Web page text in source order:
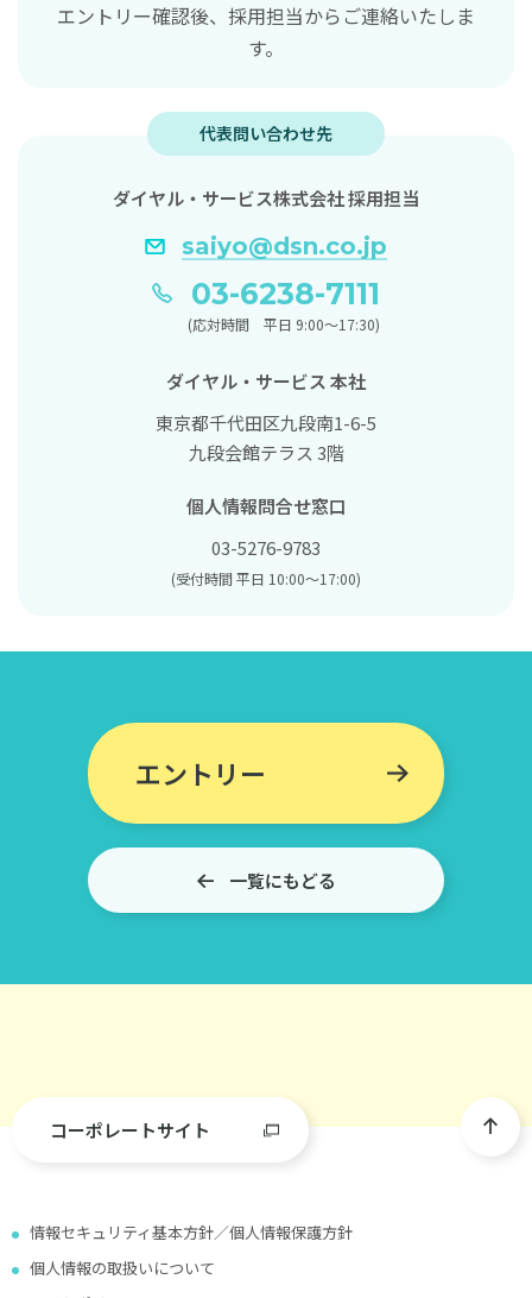
エントリー確認後、採用担当からご連絡いたしま
す。
代表問い合わせ先
ダイヤル・サービス株式会社 採用担当
saiyo@dsn.co.jp
03-6238-7111
(応対時間 平日 9:00〜17:30)
ダイヤル・サービス 本社
東京都千代田区九段南1-6-5
九段会館テラス 3階
個人情報問合せ窓口
03-5276-9783
(受付時間 平日 10:00～17:00)
エントリー
一覧にもどる
コーポレートサイト
情報セキュリティ基本方針／個人情報保護方針
個人情報の取扱いについて